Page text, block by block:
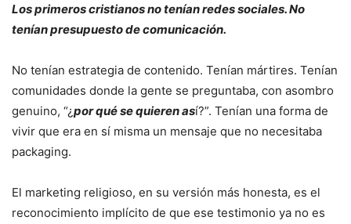
Los primeros cristianos no tenían redes sociales. No
tenían presupuesto de comunicación.
No tenían estrategia de contenido. Tenían mártires. Tenían
comunidades donde la gente se preguntaba, con asombro
genuino, “¿por qué se quieren así?”. Tenían una forma de
vivir que era en sí misma un mensaje que no necesitaba
packaging.
El marketing religioso, en su versión más honesta, es el
reconocimiento implícito de que ese testimonio ya no es